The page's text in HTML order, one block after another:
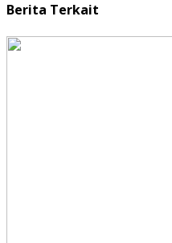
Berita Terkait